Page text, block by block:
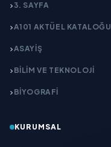
3. SAYFA
A101 AKTÜEL KATALOĞU
ASAYİŞ
BİLİM VE TEKNOLOJİ
BİYOGRAFİ
KURUMSAL